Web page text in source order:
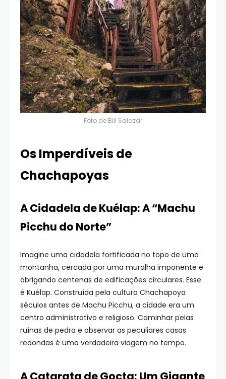
Foto de Bill Salazar
Os Imperdíveis de
Chachapoyas
A Cidadela de Kuélap: A “Machu
Picchu do Norte”
Imagine uma cidadela fortificada no topo de uma
montanha, cercada por uma muralha imponente e
abrigando centenas de edificações circulares. Esse
é Kuélap. Construída pela cultura Chachapoya
séculos antes de Machu Picchu, a cidade era um
centro administrativo e religioso. Caminhar pelas
ruínas de pedra e observar as peculiares casas
redondas é uma verdadeira viagem no tempo.
A Catarata de Gocta: Um Gigante